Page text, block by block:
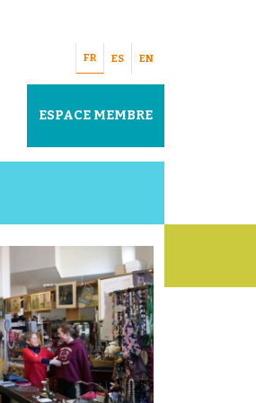
FR ES EN
ESPACE MEMBRE